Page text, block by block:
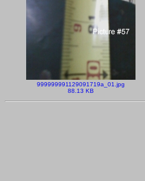
999999991129091719a_01.jpg
88.13 KB